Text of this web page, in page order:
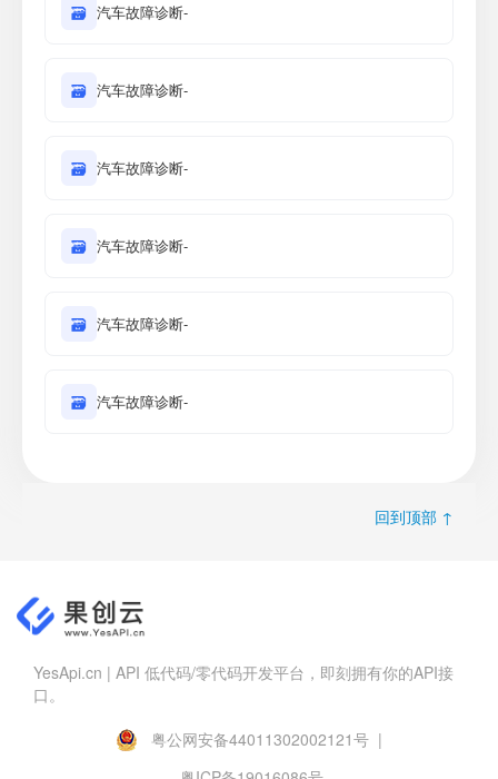
🗃 汽车故障诊断-
🗃 汽车故障诊断-
🗃 汽车故障诊断-
🗃 汽车故障诊断-
🗃 汽车故障诊断-
🗃 汽车故障诊断-
回到顶部 ↑
YesApi.cn | API 低代码/零代码开发平台，即刻拥有你的API接
口。
粤公网安备44011302002121号 |